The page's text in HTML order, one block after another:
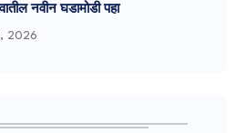
नवीन घडामोडी पहा
2026